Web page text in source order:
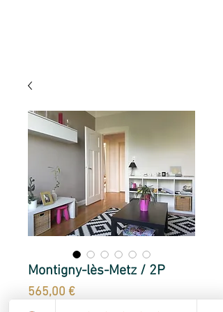
Montigny-lès-Metz / 2P
565,00 €Prix